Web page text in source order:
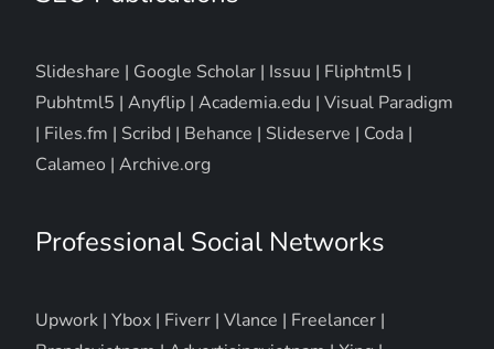
Slideshare | Google Scholar | Issuu | Fliphtml5 |
Pubhtml5 |Anyflip |Academia.edu |Visual Paradigm
| Files.fm | Scribd | Behance | Slideserve | Coda |
Calameo |Archive.org
Professional Social Networks
Upwork |Ybox | Fiverr |Vlance | Freelancer |